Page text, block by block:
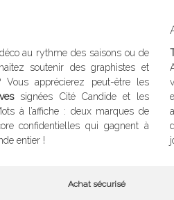
au rythme des saisons ou de
soutenir des graphistes et
apprécierez peut-être les
signées Cité Candide et les
à l’affiche : deux marques de
confidentielles qui gagnent à
entier !
Achat sécurisé